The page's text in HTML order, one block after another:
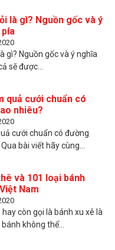
là gì? Nguồn gốc và ý
pía
gì? Nguồn gốc và ý nghĩa
sẽ được...
quả cưới chuẩn có
nhiêu?
cưới chuẩn có đường
bài viết hãy cùng...
và 101 loại bánh
Nam
còn gọi là bánh xu xê là
không thể...